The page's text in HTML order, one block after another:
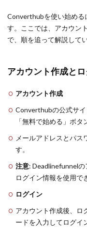
Converthubを使い始める
す。ここでは、アカウン
で、順を追って解説して
アカウント作成と
アカウント作成
Converthubの公式サ
「無料で始める」ボタ
メールアドレスとパス
す。
注意: Deadlinefunnel
ログイン情報を使用で
ログイン
アカウント作成後、ロ
ードを入力してログイ